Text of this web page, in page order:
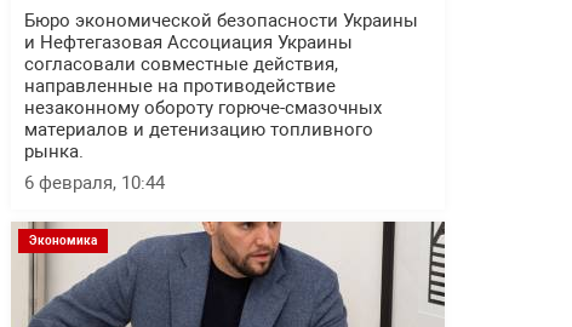
Бюро экономической безопасности Украины
и Нефтегазовая Ассоциация Украины
согласовали совместные действия,
направленные на противодействие
незаконному обороту горюче-смазочных
материалов и детенизацию топливного
рынка.
6 февраля, 10:44
Экономика